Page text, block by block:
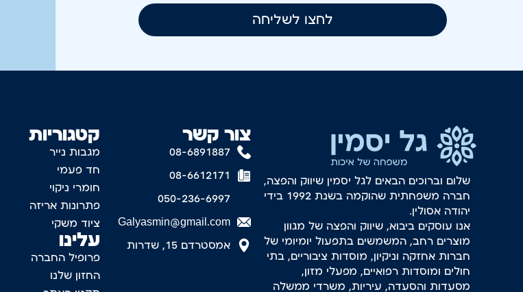
לחצו לשליחה
קטגוריות
מגבות נייר
חד פעמי
חומרי ניקוי
פתרונות אריזה
ציוד משקי
עלינו
פרופיל החברה
החזון שלנו
צור קשר
08-6891887
08-6612171
050-236-6997
Galyasmin@gmail.com
אמסטרדם 15, שדרות
שלום וברוכים הבאים לגל יסמין שיווק והפצה,
חברה משפחתית שהוקמה בשנת 1992 בידי
יהודה אסולין.
אנו עוסקים ביבוא, שיווק והפצה של מגוון
מוצרים רחב, המשמשים בתפעול יומיומי של
חברות אחזקה וניקיון, מוסדות ציבוריים, בתי
חולים ומוסדות רפואיים, מפעלי מזון,
מסעדות והסעדה, עיריות, משרדי ממשלה